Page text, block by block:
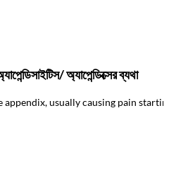
অ্যাপেন্ডিক্সের ব্যথা
appendix, usually causing pain